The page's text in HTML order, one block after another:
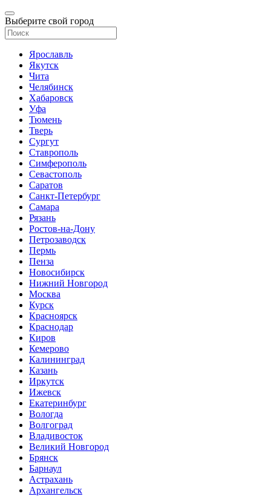
Выберите свой город
Ярославль
Якутск
Чита
Челябинск
Хабаровск
Уфа
Тюмень
Тверь
Сургут
Ставрополь
Симферополь
Севастополь
Саратов
Санкт-Петербург
Самара
Рязань
Ростов-на-Дону
Петрозаводск
Пермь
Пенза
Новосибирск
Нижний Новгород
Москва
Курск
Красноярск
Краснодар
Киров
Кемерово
Калининград
Казань
Иркутск
Ижевск
Екатеринбург
Вологда
Волгоград
Владивосток
Великий Новгород
Брянск
Барнаул
Астрахань
Архангельск